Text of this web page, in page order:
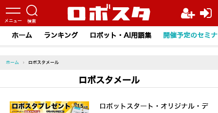
ホーム ランキング ロボット・AI用語集 開催予定のセミ
ホーム › ロボスタメール
ロボスタメール
ロボットスタート・オリジナル・デ